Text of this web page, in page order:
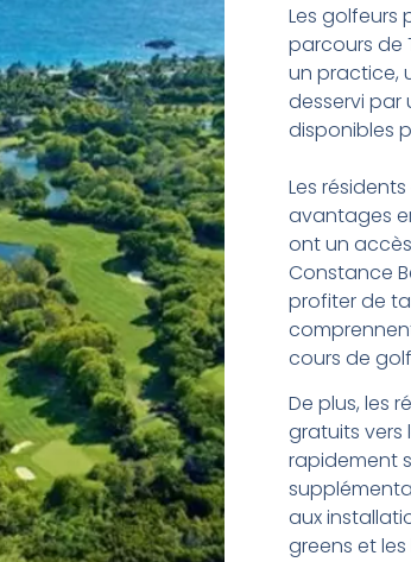
Les golfeurs
parcours de
un practice,
desservi par
disponibles
Les
avantages
ont un
Constance
profiter de
cours de
De plus, les
gratuits vers
rapidement
aux
greens et